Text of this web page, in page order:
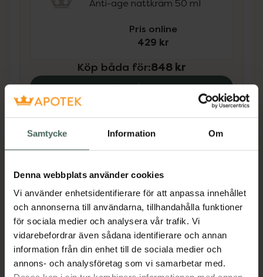
Samtycke Information Om
Denna webbplats använder cookies
Vi använder enhetsidentifierare för att anpassa innehållet
och annonserna till användarna, tillhandahålla funktioner
för sociala medier och analysera vår trafik. Vi
vidarebefordrar även sådana identifierare och annan
information från din enhet till de sociala medier och
annons- och analysföretag som vi samarbetar med.
Anti-age nattkräm 50 ml
Pris online
429 kr
Köp båda för:848 kr
Köp båda
Beskrivning Dölj
Ageless Serum är ett multiverkande anti-age
som är en cellkommunicerande ingrediens
som bygger upp och stärker huden på djupet.
Oljeextraktet Gatuline In-Tense förebygger
fina linjer, ger huden näring och förbättrar
dess elasticitet. En effektiv halt Hyaluronsyra
boostar och bevarar fukt i huden.